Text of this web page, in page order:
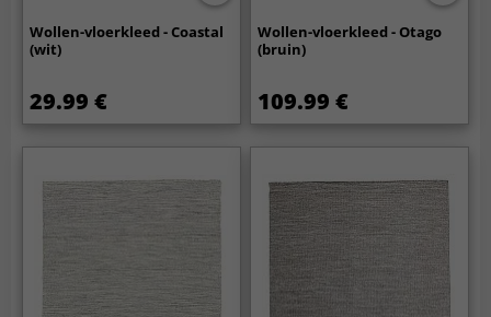
Wollen-vloerkleed - Coastal
(wit)
29.99 €
Wollen-vloerkleed - Otago
(bruin)
109.99 €